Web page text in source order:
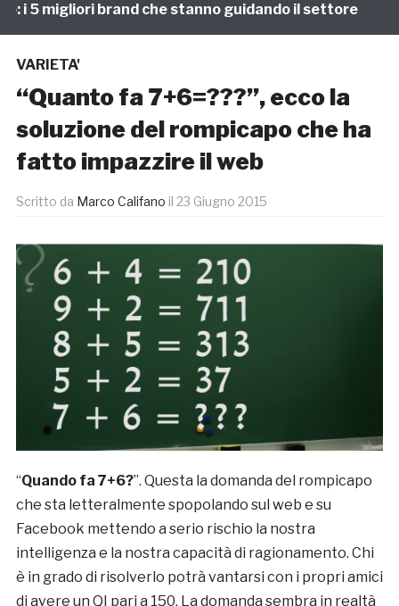
i 5 migliori brand che stanno guidando il settore
VARIETA'
“Quanto fa 7+6=???”, ecco la
soluzione del rompicapo che ha
fatto impazzire il web
Scritto da Marco Califano il 23 Giugno 2015
“Quando fa 7+6?”. Questa la domanda del rompicapo
che sta letteralmente spopolando sul web e su
Facebook mettendo a serio rischio la nostra
intelligenza e la nostra capacità di ragionamento. Chi
è in grado di risolverlo potrà vantarsi con i propri amici
di avere un QI pari a 150. La domanda sembra in realtà